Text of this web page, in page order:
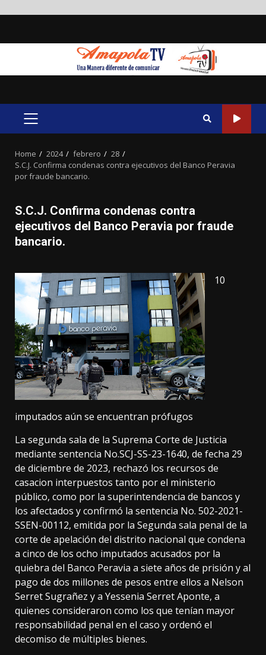
PRIMARY
Home 2024 febrero
28
S.C.J. Confirma condenas contra ejecutivos del Banco Peravia
por fraude bancario.
S.C.J. Confirma condenas contra
ejecutivos del Banco Peravia por fraude
bancario.
10
imputados aún se encuentran prófugos
La segunda sala de la Suprema Corte de Justicia
mediante sentencia No.SCJ-SS-23-1640, de fecha 29
de diciembre de 2023, rechazó los recursos de
casacion interpuestos tanto por el ministerio
público, como por la superintendencia de bancos y
los afectados y confirmó la sentencia No. 502-2021-
SSEN-00112, emitida por la Segunda sala penal de la
corte de apelación del distrito nacional que condena
a cinco de los ocho imputados acusados por la
quiebra del Banco Peravia a siete años de prisión y al
pago de dos millones de pesos entre ellos a Nelson
Serret Sugrañez y a Yessenia Serret Aponte, a
quienes consideraron como los que tenían mayor
responsabilidad penal en el caso y ordenó el
decomiso de múltiples bienes.